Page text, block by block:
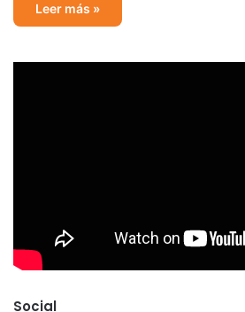
Leer más »
Social